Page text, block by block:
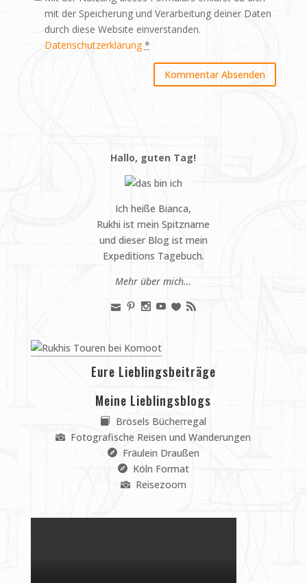
mit der Speicherung und Verarbeitung deiner Daten
durch diese Website einverstanden.
Datenschutzerklärung *
Hallo, guten Tag!
Ich heiße Bianca,
Rukhi ist mein Spitzname
und dieser Blog ist mein
Expeditions Tagebuch.
Mehr über mich…
Eure Lieblingsbeiträge
Meine Lieblingsblogs
Brösels Bücherregal
Fotografische Reisen und Wanderungen
Fräulein Draußen
Köln Format
Reisezoom